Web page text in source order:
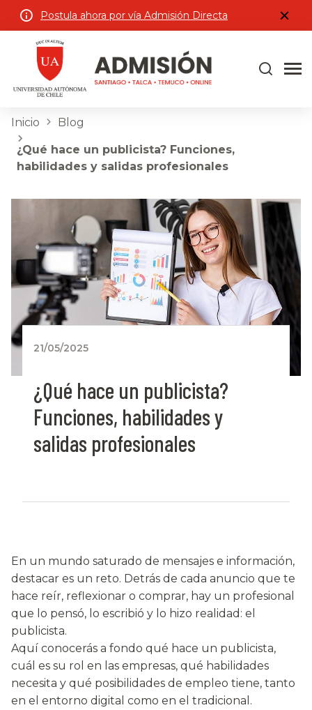
Postula ahora por vía Admisión Directa
Inicio Blog
¿Qué hace un publicista? Funciones,
habilidades y salidas profesionales
21/05/2025
¿Qué hace un publicista?
Funciones, habilidades y
salidas profesionales
En un mundo saturado de mensajes e información,
destacar es un reto. Detrás de cada anuncio que te
hace reír, reflexionar o comprar, hay un profesional
que lo pensó, lo escribió y lo hizo realidad: el
publicista.
Aquí conocerás a fondo qué hace un publicista,
cuál es su rol en las empresas, qué habilidades
necesita y qué posibilidades de empleo tiene, tanto
en el entorno digital como en el tradicional.